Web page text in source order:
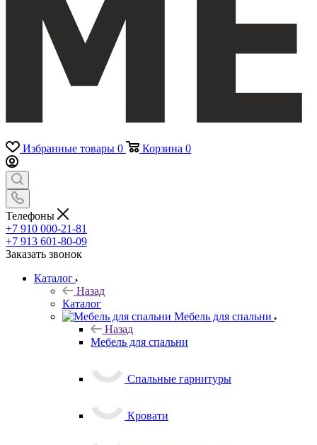
Избранные товары 0 Корзина 0
Телефоны
+7 910 000-21-81
+7 913 601-80-09
Заказать звонок
Каталог
Назад
Каталог
Мебель для спальни
Назад
Мебель для спальни
Спальные гарнитуры
Кровати